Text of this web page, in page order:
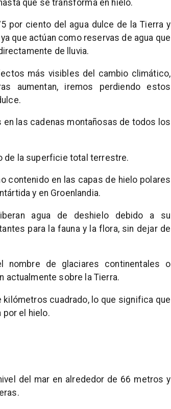
que se transforma en hielo.
por ciento del agua dulce de la Tierra y
que actúan como reservas de agua que
de lluvia.
más visibles del cambio climático,
aumentan, iremos perdiendo estos
en las cadenas montañosas de todos los
de la superficie total terrestre.
contenido en las capas de hielo polares
y en Groenlandia.
agua de deshielo debido a su
para la fauna y la flora, sin dejar de
nombre de glaciares continentales o
actualmente sobre la Tierra.
cuadrado, lo que significa que
el hielo.
del mar en alrededor de 66 metros y